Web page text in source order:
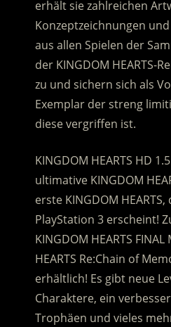
erhält sie zahlreichen
Konzeptzeichnungen
aus allen Spielen der
der KINGDOM HEARTS-
zu und sichern sich als
Exemplar der streng
diese vergriffen ist.
KINGDOM HEARTS HD
ultimative KINGDOM
erste KINGDOM
PlayStation 3 erscheint!
KINGDOM HEARTS
HEARTS Re:Chain of
erhältlich! Es gibt neue
Charaktere, ein
Trophäen und vieles